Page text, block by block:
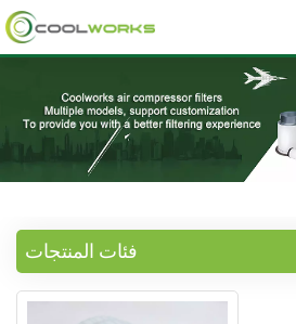
español
العربية
+8613525046291
فئات المنتجات